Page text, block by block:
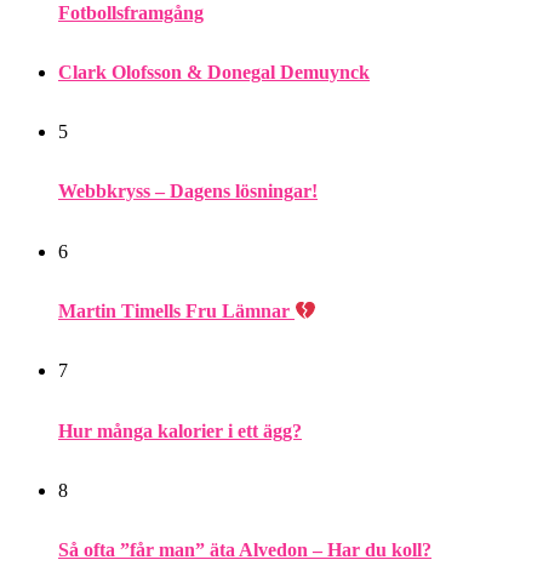
Fotbollsframgång
Clark Olofsson & Donegal Demuynck
5
Webbkryss – Dagens lösningar!
6
Martin Timells Fru Lämnar
7
Hur många kalorier i ett ägg?
8
Så ofta ”får man” äta Alvedon – Har du koll?